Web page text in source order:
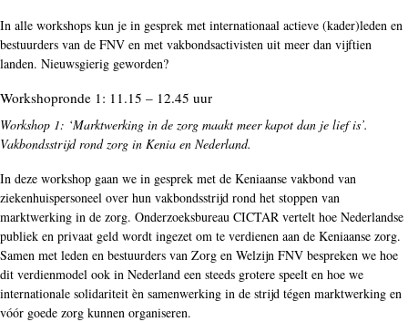
In alle workshops kun je in gesprek met internationaal actieve (kader)leden en
bestuurders van de FNV en met vakbondsactivisten uit meer dan vijftien
landen. Nieuwsgierig geworden?
Workshopronde 1: 11.15 – 12.45 uur
Workshop 1: ‘Marktwerking in de zorg maakt meer kapot dan je lief is’.
Vakbondsstrijd rond zorg in Kenia en Nederland.
In deze workshop gaan we in gesprek met de Keniaanse vakbond van
ziekenhuispersoneel over hun vakbondsstrijd rond het stoppen van
marktwerking in de zorg. Onderzoeksbureau CICTAR vertelt hoe Nederlandse
publiek en privaat geld wordt ingezet om te verdienen aan de Keniaanse zorg.
Samen met leden en bestuurders van Zorg en Welzijn FNV bespreken we hoe
dit verdienmodel ook in Nederland een steeds grotere speelt en hoe we
internationale solidariteit èn samenwerking in de strijd tégen marktwerking en
vóór goede zorg kunnen organiseren.